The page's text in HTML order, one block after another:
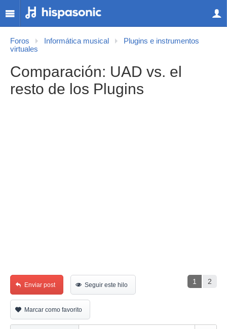
Foros Informática musical
Plugins e instrumentos
virtuales
Comparación: UAD vs. el
resto de los Plugins
1 2
Enviar post Seguir este hilo
Marcar como favorito